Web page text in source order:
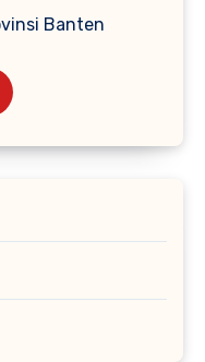
Banten